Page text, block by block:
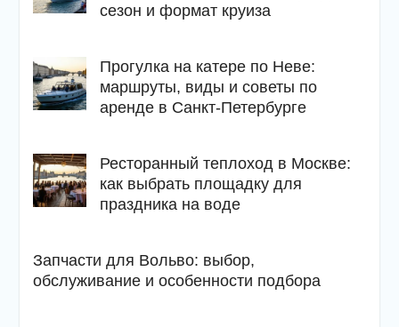
сезон и формат круиза
Прогулка на катере по Неве:
маршруты, виды и советы по
аренде в Санкт-Петербурге
Ресторанный теплоход в Москве:
как выбрать площадку для
праздника на воде
Запчасти для Вольво: выбор,
обслуживание и особенности подбора